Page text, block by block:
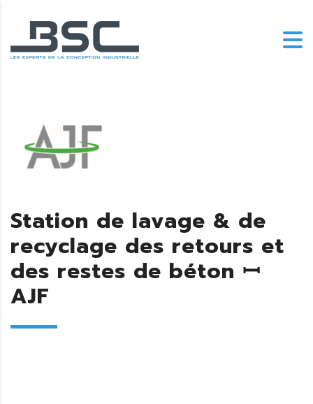
Station de lavage & de
recyclage des retours et
des restes de béton ꟷ
AJF